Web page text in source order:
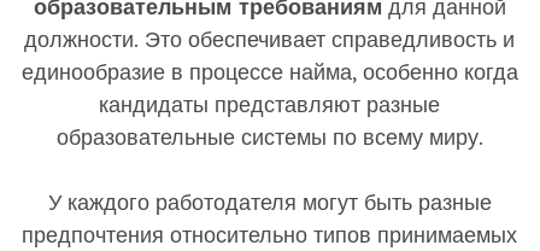
образовательным требованиям для данной
должности. Это обеспечивает справедливость и
единообразие в процессе найма, особенно когда
кандидаты представляют разные
образовательные системы по всему миру.
У каждого работодателя могут быть разные
предпочтения относительно типов принимаемых